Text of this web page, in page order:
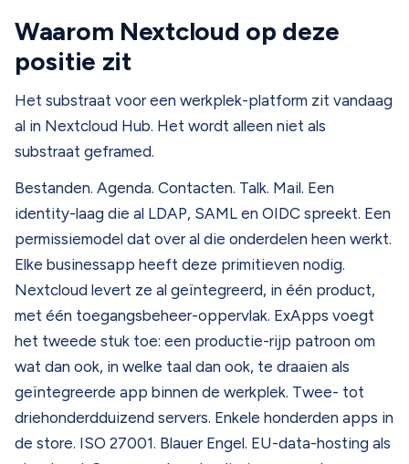
Waarom Nextcloud op deze
positie zit
Het substraat voor een werkplek-platform zit vandaag
al in Nextcloud Hub. Het wordt alleen niet als
substraat geframed.
Bestanden. Agenda. Contacten. Talk. Mail. Een
identity-laag die al LDAP, SAML en OIDC spreekt. Een
permissiemodel dat over al die onderdelen heen werkt.
Elke businessapp heeft deze primitieven nodig.
Nextcloud levert ze al geïntegreerd, in één product,
met één toegangsbeheer-oppervlak. ExApps voegt
het tweede stuk toe: een productie-rijp patroon om
wat dan ook, in welke taal dan ook, te draaien als
geïntegreerde app binnen de werkplek. Twee- tot
driehonderdduizend servers. Enkele honderden apps in
de store. ISO 27001. Blauer Engel. EU-data-hosting als